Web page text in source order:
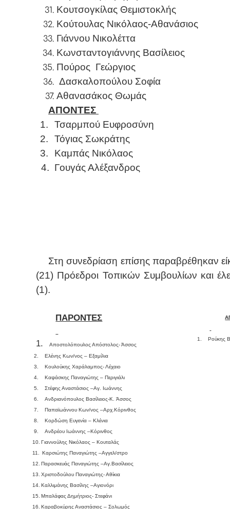
Κουτσογκίλας Θεμιστοκλής
Κούτουλας Νικόλαος-Αθανάσιος
Γιάννου Νικολέττα
Κωνσταντογιάννης Βασίλειος
Πούρος Γεώργιος
Δασκαλοπούλου Σοφία
Αθανασάκος Θωμάς
ΑΠΟΝΤΕΣ
1.
Τσαρμπού Ευφροσύνη
2.
Τόγιας Σωκράτης
3.
Καμπάς Νικόλαος
4. Γουγάς Αλέξανδρος
Στη συνεδρίαση επίσης παραβρέθηκαν
(21) Πρόεδροι Τοπικών Συμβουλίων και
(1).
ΠΑΡΟΝΤΕΣ
1.
Αποστολόπουλος Απόστολος- Άσσος
2.
Ελένης Κων/νος – Εξαμίλια
3.
Κουλούκης Χαράλαμπος- Λέχαιο
4.
Καψάσκης Παναγιώτης – Περιγιάλι
5.
Στέφης Αναστάσιος –Αγ. Ιωάννης
6.
Ανδριανόπουλος Βασίλειος-K. Άσσος
7.
Παπαϊωάννου Κων/νος –Αρχ.Κόρινθος
8.
Κορδώση Ευγενία – Κλένια
9.
Ανδρέου Ιωάννης –Κόρινθος
10. Γιαννούλης Νικόλαος – Κουταλάς
11.
Καρσιώτης Παναγιώτης –Αγγελ/στρο
12. Παρασκευάς Παναγιώτης –Αγ.Βασίλειος
13. Χριστοδούλου Παναγιώτης- Αθίκια
14. Καλλιμάνης Βασίλης –Αγιονόρι
15. Μπαλάφας Δημήτριος- Στεφάνι
16. Καραβοκύρης Αναστάσιος – Σολωμός
1. Ρούκης